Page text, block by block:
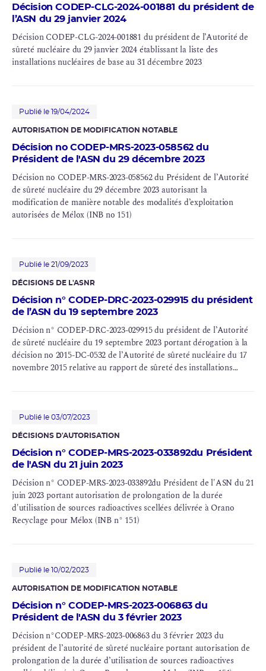
Décision CODEP-CLG-2024-001881 du président de
l’ASN du 29 janvier 2024
Décision CODEP-CLG-2024-001881 du président de l’Autorité de
sûreté nucléaire du 29 janvier 2024 établissant la liste des
installations nucléaires de base au 31 décembre 2023
Publié le 19/04/2024
AUTORISATION DE MODIFICATION NOTABLE
Décision no CODEP-MRS-2023-058562 du
Président de l'ASN du 29 décembre 2023
Décision no CODEP-MRS-2023-058562 du Président de l’Autorité
de sûreté nucléaire du 29 décembre 2023 autorisant la
modification de manière notable des modalités d’exploitation
autorisées de Mélox (INB no 151)
Publié le 21/09/2023
DÉCISIONS DE L'ASNR
Décision n° CODEP-DRC-2023-029915 du président
de l’ASN du 19 septembre 2023
Décision n° CODEP-DRC-2023-029915 du président de l’Autorité
de sûreté nucléaire du 19 septembre 2023 portant dérogation à la
décision no 2015-DC-0532 de l’Autorité de sûreté nucléaire du 17
novembre 2015 relative au rapport de sûretédes installations
Publié le 03/07/2023
DÉCISIONS D'AUTORISATION
Décision n° CODEP-MRS-2023-033892du Président
de l'ASN du 21 juin 2023
Décision n° CODEP-MRS-2023-033892du Président de l'ASN du 21
juin 2023 portant autorisation de prolongation de la durée
d'utilisation de sources radioactives scellées délivrée à Orano
Recyclage pour Mélox (INB n° 151)
Publié le 10/02/2023
AUTORISATION DE MODIFICATION NOTABLE
Décision n° CODEP-MRS-2023-006863 du
Président de l'ASN du 3 février 2023
Décision n°CODEP-MRS-2023-006863 du 3 février 2023 du
président de l’autorité de sûreté nucléaire portant autorisation de
prolongation de la durée d’utilisation de sources radioactives